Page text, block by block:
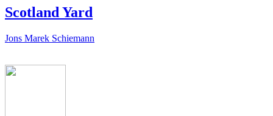
Scotland Yard
Jons Marek Schiemann